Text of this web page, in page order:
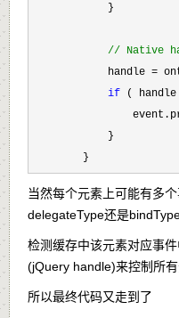
            }
// Native
handle =
if (
            }
        }
当然每个元素上可能有多
delegateType还是
检测缓存中该元素对应事件
(jQuery handle)来控制所
所以最终代码又走到了